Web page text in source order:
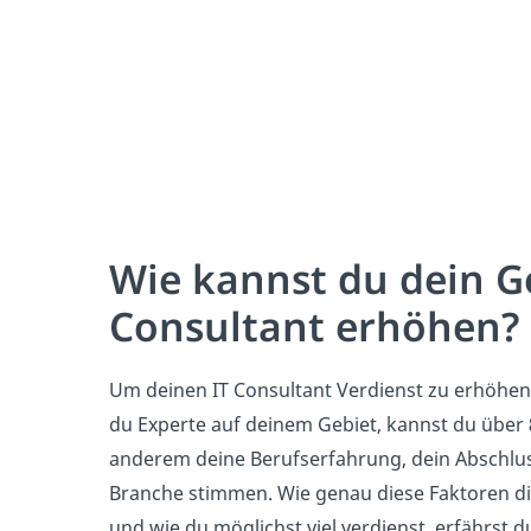
Wie kannst du dein
Consultant erhöhen?
Um deinen IT Consultant Verdienst zu
du Experte auf deinem Gebiet, kannst du über
anderem deine Berufserfahrung, dein
Branche stimmen. Wie genau diese Faktoren